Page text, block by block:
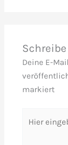
Deine E-
markiert
eingeben…